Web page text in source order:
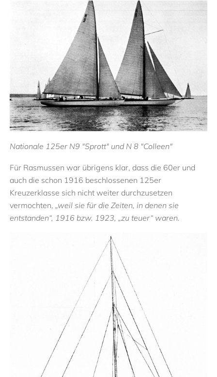
Nationale 125er N9 "Sprott" und N 8 "Colleen"
Für Rasmussen war übrigens klar, dass die 60er und
auch die schon 1916 beschlossenen 125er
Kreuzerklasse sich nicht weiter durchzusetzen
vermochten,„weil sie für die Zeiten, in denen sie
entstanden“, 1916 bzw. 1923,„zu teuer“ waren.